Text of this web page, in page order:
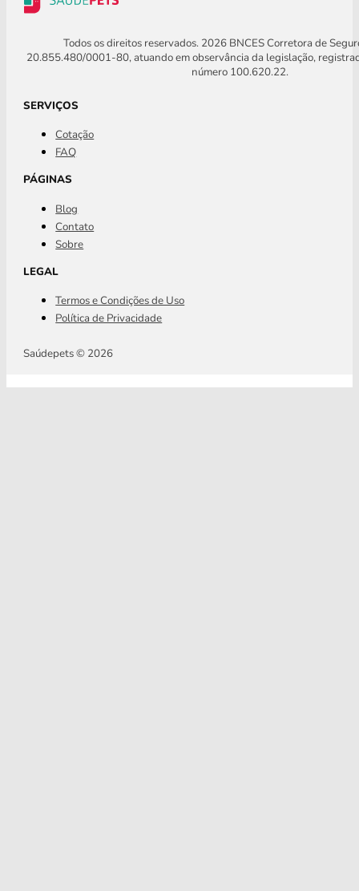
Todos os direitos reservados. 2026 BNCES Corretora de
20.855.480/0001-80, atuando em observância da legislação,
número 100.620.22.
SERVIÇOS
Cotação
FAQ
PÁGINAS
Blog
Contato
Sobre
LEGAL
Termos e Condições de Uso
Política de Privacidade
Saúdepets © 2026